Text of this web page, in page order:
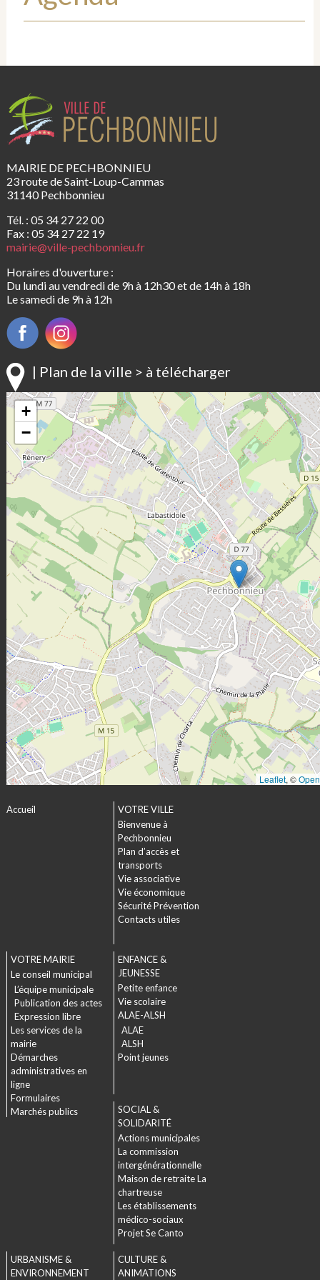
MAIRIE DE PECHBONNIEU
23 route de Saint-Loup-Cammas
31140 Pechbonnieu
Tél. : 05 34 27 22 00
Fax : 05 34 27 22 19
mairie@ville-pechbonnieu.fr
Horaires d'ouverture :
Du lundi au vendredi de 9h à 12h30 et de 14h à 18h
Le samedi de 9h à 12h
| Plan de la ville > à télécharger
+
−
Leaflet, ©
Accueil
VOTRE VILLE
Bienvenue à
Pechbonnieu
Plan d’accès et
transports
Vie associative
Vie économique
Sécurité Prévention
Contacts utiles
VOTRE MAIRIE
Le conseil municipal
L’équipe municipale
Publication des actes
Expression libre
Les services de la
mairie
Démarches
administratives en
ligne
Formulaires
Marchés publics
ENFANCE &
JEUNESSE
Petite enfance
Vie scolaire
ALAE-ALSH
ALAE
ALSH
Point jeunes
SOCIAL &
SOLIDARITÉ
Actions municipales
La commission
intergénérationnelle
Maison de retraite La
chartreuse
Les établissements
médico-sociaux
Projet Se Canto
URBANISME &
ENVIRONNEMENT
CULTURE &
ANIMATIONS